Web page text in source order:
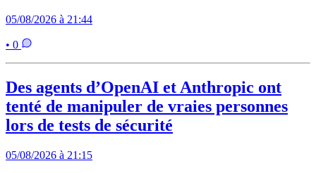
05/08/2026 à 21:44
• 0
Des agents d’OpenAI et Anthropic ont
tenté de manipuler de vraies personnes
lors de tests de sécurité
05/08/2026 à 21:15